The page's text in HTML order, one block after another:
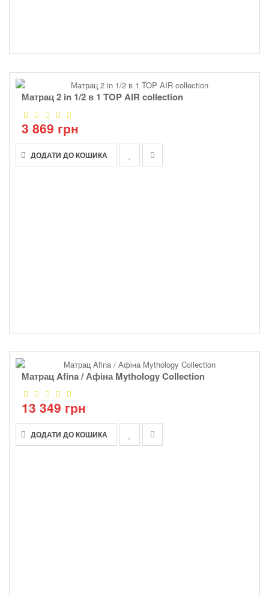
Матрац 2 in 1/2 в 1 TOP AIR collection
3 869 грн
ДОДАТИ ДО КОШИКА
Матрац Afina / Афіна Mythology Collection
13 349 грн
ДОДАТИ ДО КОШИКА